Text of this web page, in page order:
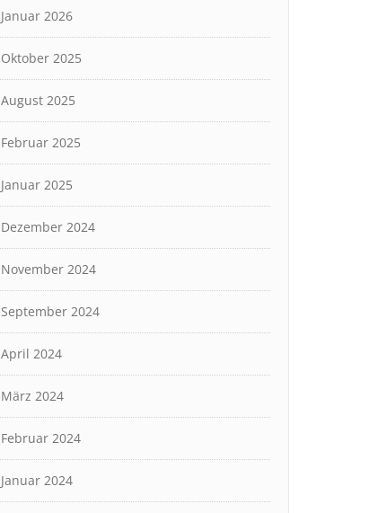
Januar 2026
Oktober 2025
August 2025
Februar 2025
Januar 2025
Dezember 2024
November 2024
September 2024
April 2024
März 2024
Februar 2024
Januar 2024